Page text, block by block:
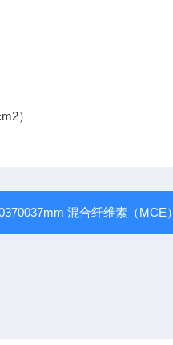
）
混合纤维素（MCE）过滤膜